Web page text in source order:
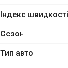
Індекс швидкості
Сезон
Тип авто